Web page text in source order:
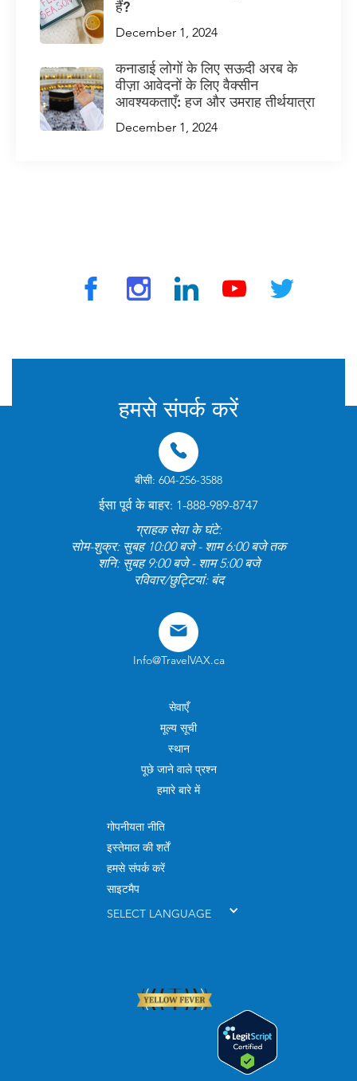
हैं?
December 1, 2024
कनाडाई लोगों के लिए सऊदी अरब के
वीज़ा आवेदनों के लिए वैक्सीन
आवश्यकताएँ: हज और उमराह तीर्थयात्रा
December 1, 2024
हमसे संपर्क करें
बीसी: 604-256-3588
ईसा पूर्व के बाहर: 1-888-989-8747
ग्राहक सेवा के घंटे:
सोम-शुक्र: सुबह 10:00 बजे - शाम 6:00 बजे तक
शनि: सुबह 9:00 बजे - शाम 5:00 बजे
रविवार/छुट्टियां: बंद
Info@TravelVAX.ca
सेवाएँ
मूल्य सूची
स्थान
पूछे जाने वाले प्रश्न
हमारे बारे में
गोपनीयता नीति
इस्तेमाल की शर्तें
हमसे संपर्क करें
साइटमैप
SELECT LANGUAGE